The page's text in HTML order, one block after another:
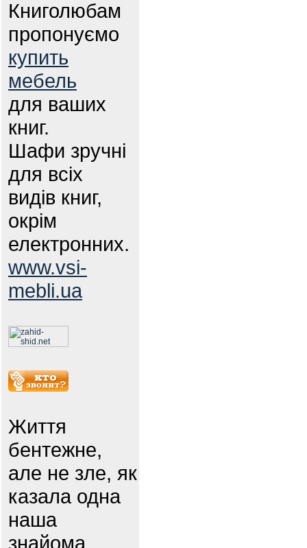
Книголюбам
пропонуємо
купить
мебель
для ваших
книг.
Шафи зручні
для всіх
видів книг,
окрім
електронних.
www.vsi-
mebli.ua
Життя
бентежне,
але не зле, як
казала одна
наша
знайома.